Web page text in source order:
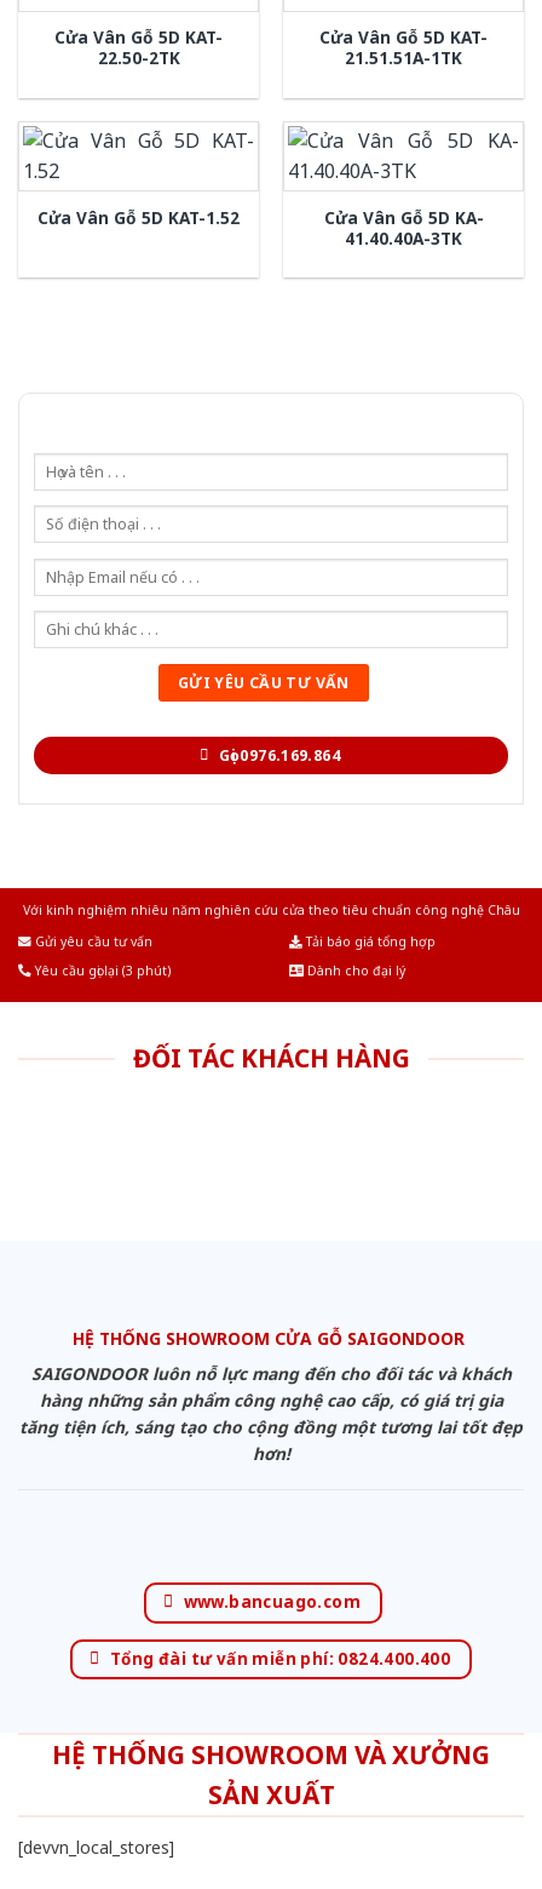
Cửa Vân Gỗ 5D KAT-
22.50-2TK
Cửa Vân Gỗ 5D KAT-
21.51.51A-1TK
Cửa Vân Gỗ 5D KAT-1.52
Cửa Vân Gỗ 5D KA-
41.40.40A-3TK
Gọi 0976.169.864
Với kinh nghiệm nhiêu năm nghiên cứu cửa theo tiêu chuẩn công nghệ Châu
Gửi yêu cầu tư vấn
Tải báo giá tổng hợp
Yêu cầu gọi lại (3 phút)
Dành cho đại lý
ĐỐI TÁC KHÁCH HÀNG
HỆ THỐNG SHOWROOM CỬA GỖ SAIGONDOOR
SAIGONDOOR luôn nỗ lực mang đến cho đối tác và khách
hàng những sản phẩm công nghệ cao cấp, có giá trị gia
tăng tiện ích, sáng tạo cho cộng đồng một tương lai tốt đẹp
hơn!
www.bancuago.com
Tổng đài tư vấn miễn phí: 0824.400.400
HỆ THỐNG SHOWROOM VÀ XƯỞNG
SẢN XUẤT
[devvn_local_stores]